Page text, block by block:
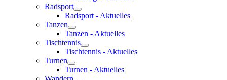
Radsport
Radsport - Aktuelles
Tanzen
Tanzen - Aktuelles
Tischtennis
Tischtennis - Aktuelles
Turnen
Turnen - Aktuelles